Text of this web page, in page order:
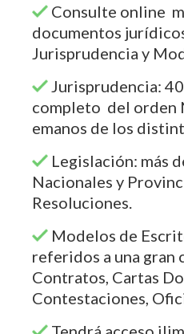
Consulte online
documentos
Jurisprudencia y
Jurisprudencia:
completo del orden
emanos de los
Legislación: más
Nacionales y
Resoluciones.
Modelos de
referidos a una gran
Contratos, Cartas
Contestaciones,